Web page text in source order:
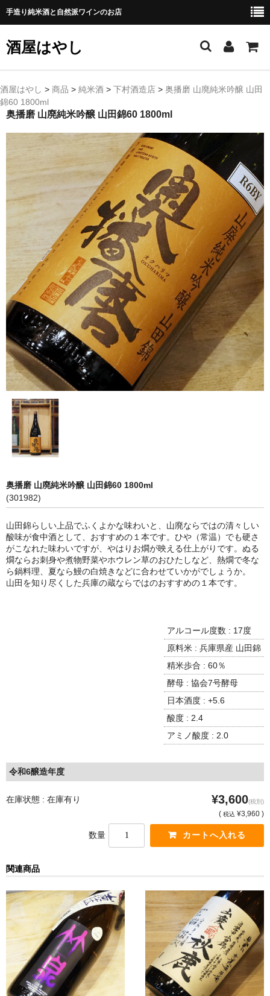
手造り純米酒と自然派ワインのお店
酒屋はやし
ホーム
商品カテゴリー
純 米 酒
よえもん 川村酒造店（岩手県花巻市）
田从･月下の舞 舞鶴酒造（秋田県横手市）
綿屋 金の井酒造（宮城県栗原市）
大七 大七酒造（福島県二本松市）
宗玄 宗玄酒造（石川県珠洲市）
神亀 神亀酒造（埼玉県蓮田市）
隆・丹沢山 川西屋酒造店（神奈川県足柄上郡）
長珍 長珍酒造（愛知県津島市）
天遊琳・伊勢の白酒 タカハシ酒造（三重県四日市市）
るみ子の酒・英・妙の華 森喜酒造（三重県伊賀市）
大治郎・喜量能 畑酒造（滋賀県東近江市）
秋鹿・奥鹿 秋鹿酒造（大阪府豊能郡能勢町）
竹泉 田治米（兵庫県朝来市）
諏訪泉 諏訪酒造（鳥取県八頭郡智頭町）
✚旭日 旭日酒造（島根県出雲市）
明るい農村 霧島町蒸留所（鹿児島県霧島市）
自 然 派 ワ イ ン
France/ﾌﾗﾝｽ
France Champagne /ﾌﾗﾝｽ・ｼｬﾝﾊﾟｰﾆｭ
Petitjean Pienne（ﾌﾟﾁｼﾞｬﾝ･ﾋﾟｴﾝﾇ）
France Bourgogone/ﾌﾗﾝｽ･ﾌﾞﾙｺﾞｰﾆｭ
Pattes Loup（ﾊﾟｯﾄ・ﾙｰ）
Marcel Lapierre（ﾏﾙｾﾙ・ﾗﾋﾟｴｰﾙ）
Philippe Jambon（ﾌｨﾘｯﾌﾟ･ｼﾞｬﾝﾎﾞﾝ）
酒屋はやし > 商品 > 純米酒 > 下村酒造店 > 奥播磨 山廃純米吟醸 山田
錦60 1800ml
奥播磨 山廃純米吟醸 山田錦60 1800ml
奥播磨 山廃純米吟醸 山田錦60 1800ml
(301982)
山田錦らしい上品でふくよかな味わいと、山廃ならではの清々しい
酸味が食中酒として、おすすめの１本です。ひや（常温）でも硬さ
がこなれた味わいですが、やはりお燗が映える仕上がりです。ぬる
燗ならお刺身や煮物野菜やホウレン草のおひたしなど、熱燗で冬な
ら鍋料理、夏なら鰻の白焼きなどに合わせていかがでしょうか。
山田を知り尽くした兵庫の蔵ならではのおすすめの１本です。
アルコール度数 : 17度
原料米 : 兵庫県産 山田錦
精米歩合 : 60％
酵母 : 協会7号酵母
日本酒度 : +5.6
酸度 : 2.4
アミノ酸度 : 2.0
令和6醸造年度
在庫状態 : 在庫有り ¥3,600(税別)
( 税込 ¥3,960 )
数量
関連商品